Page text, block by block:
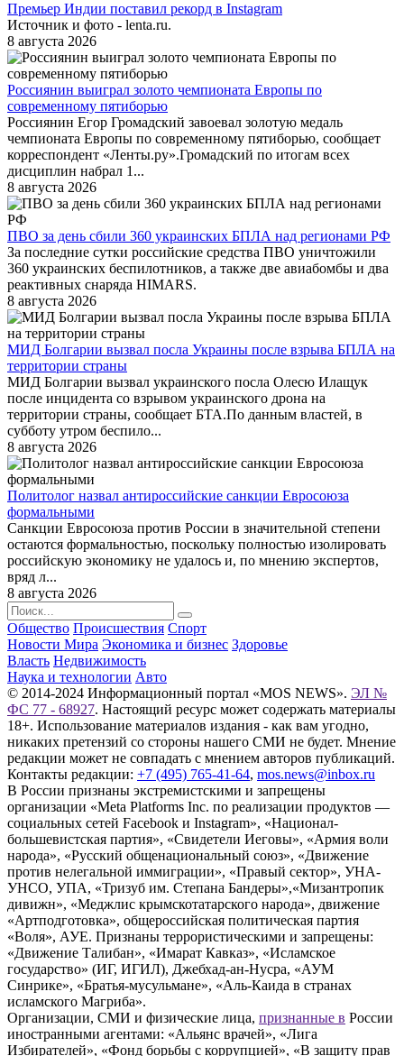
Премьер Индии поставил рекорд в Instagram
Источник и фото - lenta.ru.
8 августа 2026
Россиянин выиграл золото чемпионата Европы по
современному пятиборью
Россиянин Егор Громадский завоевал золотую медаль
чемпионата Европы по современному пятиборью, сообщает
корреспондент «Ленты.ру».Громадский по итогам всех
дисциплин набрал 1...
8 августа 2026
ПВО за день сбили 360 украинских БПЛА над регионами РФ
За последние сутки российские средства ПВО уничтожили
360 украинских беспилотников, а также две авиабомбы и два
реактивных снаряда HIMARS.
8 августа 2026
МИД Болгарии вызвал посла Украины после взрыва БПЛА на
территории страны
МИД Болгарии вызвал украинского посла Олесю Илащук
после инцидента со взрывом украинского дрона на
территории страны, сообщает БТА.По данным властей, в
субботу утром беспило...
8 августа 2026
Политолог назвал антироссийские санкции Евросоюза
формальными
Санкции Евросоюза против России в значительной степени
остаются формальностью, поскольку полностью изолировать
российскую экономику не удалось и, по мнению экспертов,
вряд л...
8 августа 2026
Общество Происшествия Спорт
Новости Мира Экономика и бизнес Здоровье
Власть Недвижимость
Наука и технологии Авто
© 2014-2024 Информационный портал «MOS NEWS». ЭЛ №
ФС 77 - 68927. Настоящий ресурс может содержать материалы
18+. Использование материалов издания - как вам угодно,
никаких претензий со стороны нашего СМИ не будет. Мнение
редакции может не совпадать с мнением авторов публикаций.
Контакты редакции: +7 (495) 765-41-64, mos.news@inbox.ru
В России признаны экстремистскими и запрещены
организации «Meta Platforms Inc. по реализации продуктов —
социальных сетей Facebook и Instagram», «Национал-
большевистская партия», «Свидетели Иеговы», «Армия воли
народа», «Русский общенациональный союз», «Движение
против нелегальной иммиграции», «Правый сектор», УНА-
УНСО, УПА, «Тризуб им. Степана Бандеры»,«Мизантропик
дивижн», «Меджлис крымскотатарского народа», движение
«Артподготовка», общероссийская политическая партия
«Воля», АУЕ. Признаны террористическими и запрещены:
«Движение Талибан», «Имарат Кавказ», «Исламское
государство» (ИГ, ИГИЛ), Джебхад-ан-Нусра, «АУМ
Синрике», «Братья-мусульмане», «Аль-Каида в странах
исламского Магриба».
Организации, СМИ и физические лица, признанные в России
иностранными агентами: «Альянс врачей», «Лига
Избирателей», «Фонд борьбы с коррупцией», «В защиту прав